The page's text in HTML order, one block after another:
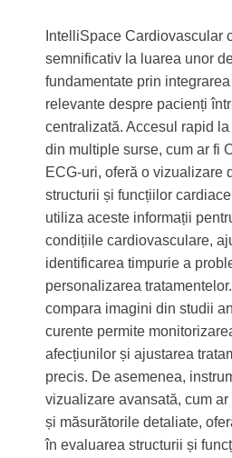
IntelliSpace Cardiovascular
semnificativ la luarea unor
fundamentate prin
relevante despre pacienți
centralizată. Accesul rapid
din multiple surse, cum ar fi
ECG-uri, oferă o vizualizare
structurii și funcțiilor
utiliza aceste informații
condițiile cardiovasculare,
identificarea timpurie a
personalizarea
compara imagini din studii
curente permite
afecțiunilor și ajustarea
precis. De asemenea,
vizualizare avansată, cum
și măsurătorile detaliate,
în evaluarea structurii și